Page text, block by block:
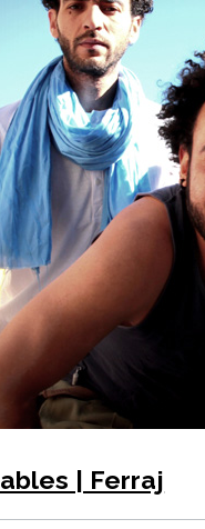
| Ferraj